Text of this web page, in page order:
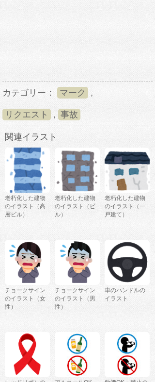
カテゴリー： マーク ,
リクエスト , 事故
関連イラスト
老朽化した建物
のイラスト（高
層ビル）
老朽化した建物
のイラスト（ビ
ル）
老朽化した建物
のイラスト（一
戸建て）
チョークサイン
のイラスト（女
性）
チョークサイン
のイラスト（男
性）
車のハンドルの
イラスト